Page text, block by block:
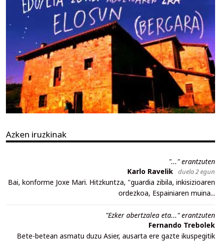
Azken iruzkinak
"..." erantzuten
Karlo Ravelik duela 2 egun
Bai, konforme Joxe Mari. Hitzkuntza, "guardia zibila, inkisizioaren
ordezkoa, Espainiaren muina...
"Ezker abertzalea eta..." erantzuten
Fernando Trebolek
Bete-betean asmatu duzu Asier, ausarta ere gazte ikuspegitik